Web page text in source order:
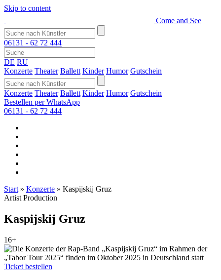
Skip to content
Come and See
06131 - 62 72 444
DE RU
Konzerte Theater Ballett Kinder Humor Gutschein
Konzerte Theater Ballett Kinder Humor Gutschein
Bestellen per WhatsApp
06131 - 62 72 444
Start » Konzerte » Kaspijskij Gruz
Artist Production
Kaspijskij Gruz
16+
Ticket bestellen